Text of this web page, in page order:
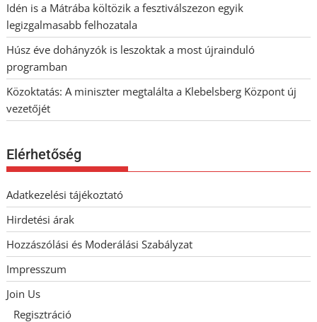
Idén is a Mátrába költözik a fesztiválszezon egyik
legizgalmasabb felhozatala
Húsz éve dohányzók is leszoktak a most újrainduló
programban
Közoktatás: A miniszter megtalálta a Klebelsberg Központ új
vezetőjét
Elérhetőség
Adatkezelési tájékoztató
Hirdetési árak
Hozzászólási és Moderálási Szabályzat
Impresszum
Join Us
Regisztráció